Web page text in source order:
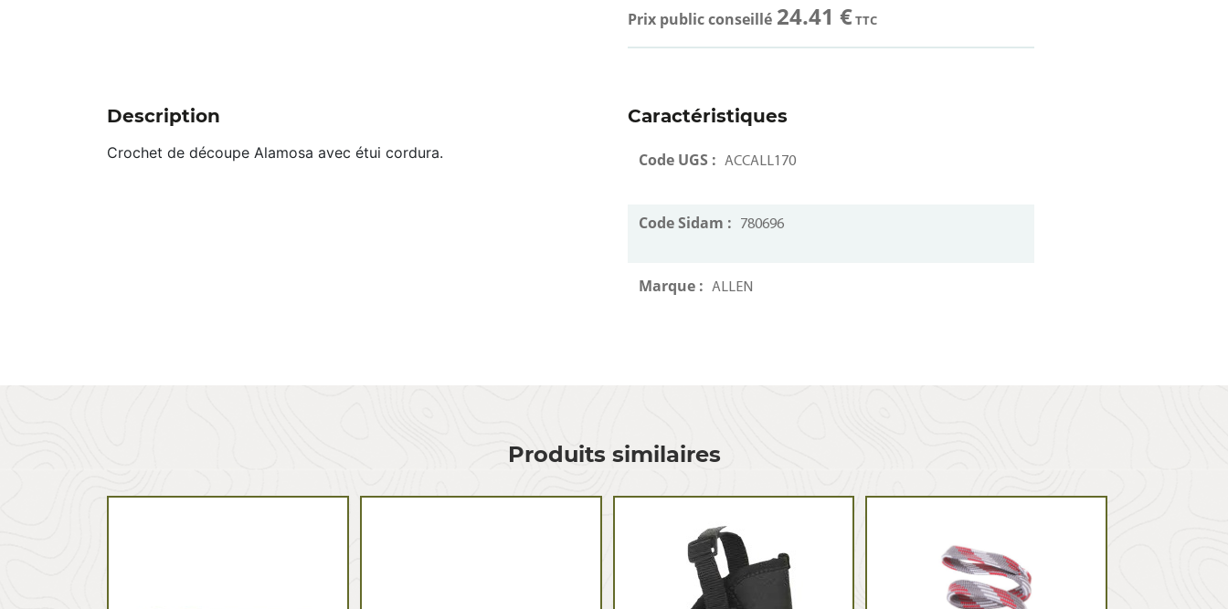
Prix public conseillé 24.41 €TTC
Description
Crochet de découpe Alamosa avec étui cordura.
Caractéristiques
Code UGS : ACCALL170
Code Sidam : 780696
Marque : ALLEN
Produits similaires